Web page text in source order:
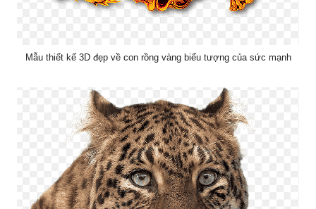
Mẫu thiết kế 3D đẹp về con rồng vàng biểu tượng của sức mạnh